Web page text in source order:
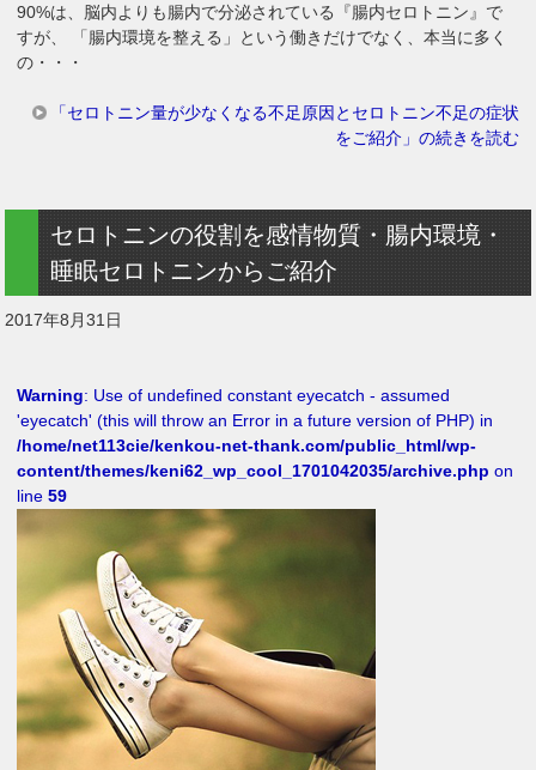
90%は、脳内よりも腸内で分泌されている『腸内セロトニン』で
すが、 「腸内環境を整える」という働きだけでなく、本当に多く
の・・・
「セロトニン量が少なくなる不足原因とセロトニン不足の症状
をご紹介」の続きを読む
セロトニンの役割を感情物質・腸内環境・
睡眠セロトニンからご紹介
2017年8月31日
Warning: Use of undefined constant eyecatch - assumed
'eyecatch' (this will throw an Error in a future version of PHP) in
/home/net113cie/kenkou-net-thank.com/public_html/wp-
content/themes/keni62_wp_cool_1701042035/archive.php on
line59